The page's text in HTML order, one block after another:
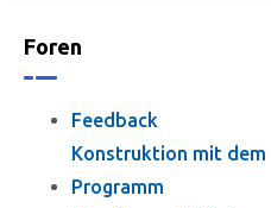
Foren
Feedback
Konstruktion mit dem
Programm